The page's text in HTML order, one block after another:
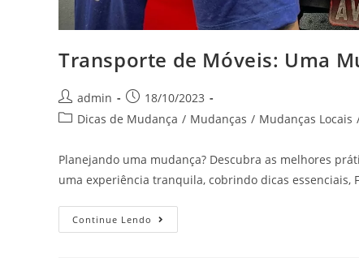
Transporte de Móveis: Uma
admin
18/10/2023
Dicas de Mudança / Mudanças / Mudanças Locais
Planejando uma mudança? Descubra as melhores
uma experiência tranquila, cobrindo dicas
Continue Lendo